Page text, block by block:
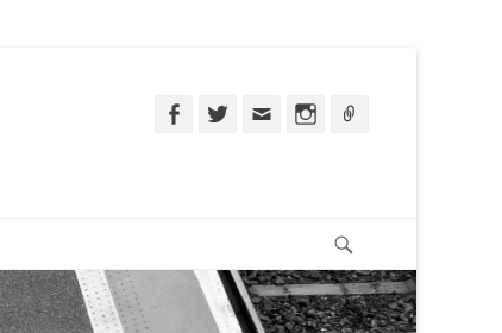
FacebookTwitterEmail Instagram